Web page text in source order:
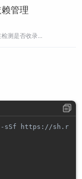
管理
检测是否收录...
sSf https://sh.r